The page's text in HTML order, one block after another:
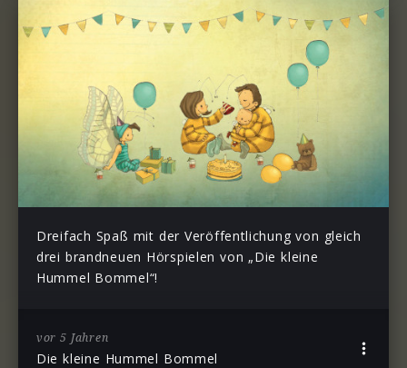
Dreifach Spaß mit der Veröffentlichung von gleich
drei brandneuen Hörspielen von „Die kleine
Hummel Bommel“!
vor 5 Jahren
Die kleine Hummel Bommel